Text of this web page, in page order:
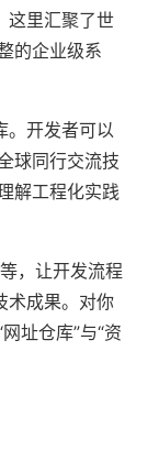
这里汇聚了世
的企业级系
。开发者可以
球同行交流技
解工程化实践
，让开发流程
术成果。对你
址仓库”与“资